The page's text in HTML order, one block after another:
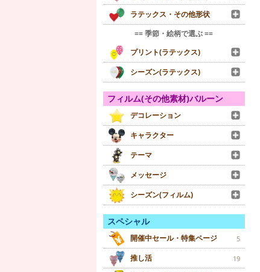
ラテックス・その他形状
== 季節・絵柄で選ぶ ==
プリント(ラテックス)
シーズン(ラテックス)
フィルム(その他素材)バルーン
デコレーション
キャラクター
テーマ
メッセージ
シーズン(フィルム)
スペシャル
開催中セール・特集ページ 5
推し活 19